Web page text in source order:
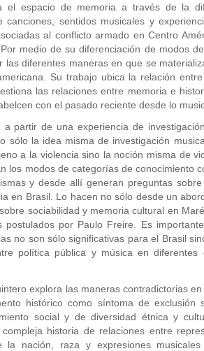
el espacio de memoria a través de la
canciones, sentidos musicales y
al conflicto armado en Centro
medio de su diferenciación de modos
las diferentes maneras en que se
Su trabajo ubica la relación
las relaciones entre memoria e
con el pasado reciente desde lo
a partir de una experiencia de
sólo la idea misma de investigación
a la violencia sino la noción misma de
los modos de categorías de conocimiento
y desde allí generan preguntas
en Brasil. Lo hacen no sólo desde un
sociabilidad y memoria cultural en
postulados por Paulo Freire. Es
no son sólo significativas para el Brasil
política pública y música en
explora las maneras contradictorias
histórico como síntoma de
social y de diversidad étnica y
historia de relaciones entre
la nación, raza y expresiones